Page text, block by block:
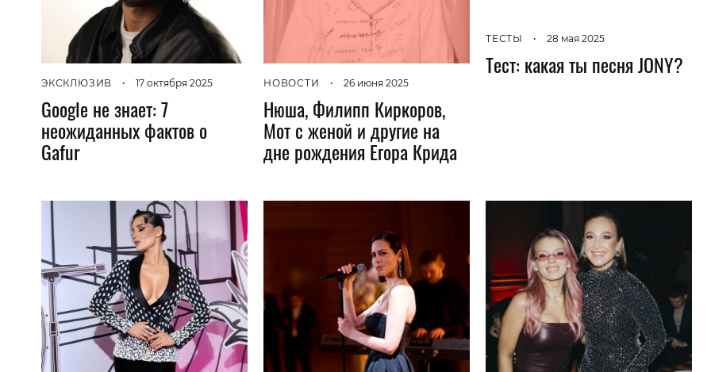
ЭКСКЛЮЗИВ • 17 октября 2025
Google не знает: 7
неожиданных фактов о
Gafur
НОВОСТИ • 26 июня 2025
Нюша, Филипп Киркоров,
Мот с женой и другие на
дне рождения Егора Крида
ТЕСТЫ • 28 мая 2025
Тест: какая ты песня JONY?